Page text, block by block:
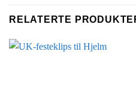
RELATERTE